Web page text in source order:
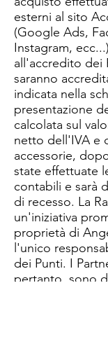
esterni al sito
(Google Ads,
Instagram,
all'accredito dei
saranno
indicata nella
presentazione
calcolata sul
netto dell'IVA e
accessorie,
state effettuate
contabili e sarà
di recesso. ​La
un'iniziativa
proprietà di
l'unico
dei Punti. I
pertanto, sono